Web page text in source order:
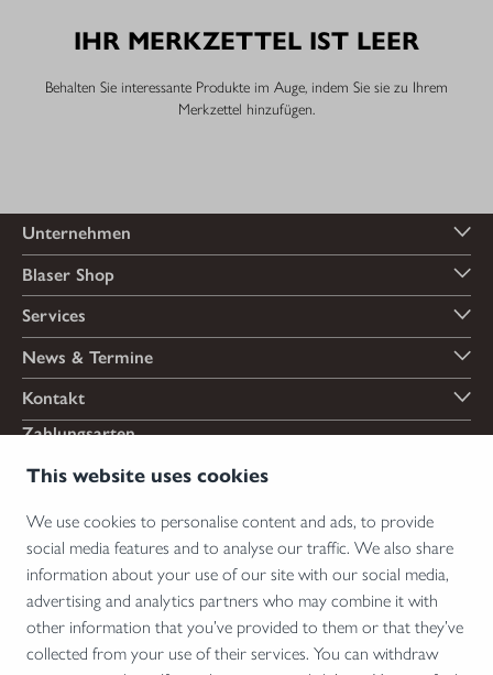
This website uses cookies
We use cookies to personalise content and ads, to provide
social media features and to analyse our traffic. We also share
information about your use of our site with our social media,
advertising and analytics partners who may combine it with
other information that you’ve provided to them or that they’ve
collected from your use of their services. You can withdraw
IHR MERKZETTEL IST LEER
Behalten Sie interessante Produkte im Auge, indem Sie sie zu Ihrem
Merkzettel hinzufügen.
Unternehmen
Blaser Shop
Services
News & Termine
Kontakt
Zahlungsarten
Versandarten
*Abgabe von Waffen, wesentlichen Waffenteilen und Munition nur an Inhaber einer